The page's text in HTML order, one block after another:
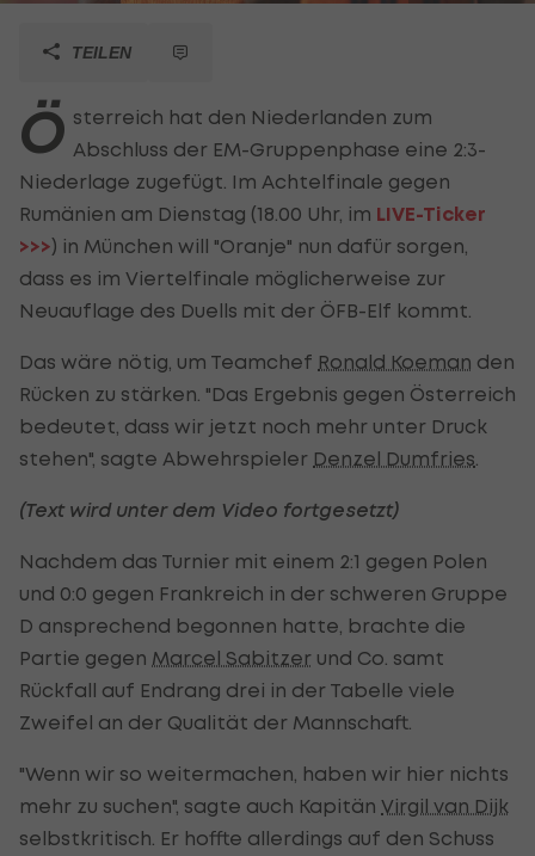
TEILEN
Ö sterreich hat den Niederlanden zum
Abschluss der EM-Gruppenphase eine 2:3-
Niederlage zugefügt. Im Achtelfinale gegen
Rumänien am Dienstag (18.00 Uhr, im LIVE-Ticker
>>>) in München will "Oranje" nun dafür sorgen,
dass es im Viertelfinale möglicherweise zur
Neuauflage des Duells mit der ÖFB-Elf kommt.
Das wäre nötig, um Teamchef Ronald Koeman den
Rücken zu stärken. "Das Ergebnis gegen Österreich
bedeutet, dass wir jetzt noch mehr unter Druck
stehen", sagte Abwehrspieler Denzel Dumfries
(Text wird unter dem Video fortgesetzt)
Nachdem das Turnier mit einem 2:1 gegen Polen
und 0:0 gegen Frankreich in der schweren Gruppe
D ansprechend begonnen hatte, brachte die
Partie gegen Marcel Sabitzer und Co. samt
Rückfall auf Endrang drei in der Tabelle viele
Zweifel an der Qualität der Mannschaft.
"Wenn wir so weitermachen, haben wir hier nichts
mehr zu suchen", sagte auch Kapitän Virgil van Dijk
selbstkritisch. Er hoffte allerdings auf den Schuss